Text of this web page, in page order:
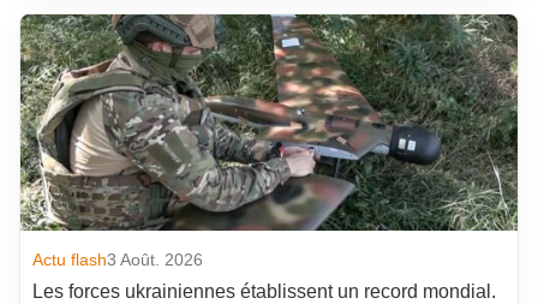
Actu flash3 Août. 2026
Les forces ukrainiennes établissent un record mondial.